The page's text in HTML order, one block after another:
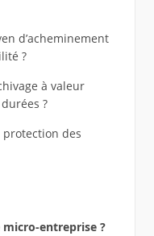
d’acheminement
?
à valeur
?
des
micro-entreprise ?